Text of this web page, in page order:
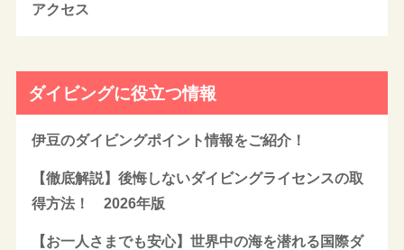
アクセス
ダイビングに役立つ情報
伊豆のダイビングポイント情報をご紹介！
【徹底解説】後悔しないダイビングライセンスの取
得方法！ 2026年版
【お一人さまでも安心】世界中の海を潜れる国際ダ